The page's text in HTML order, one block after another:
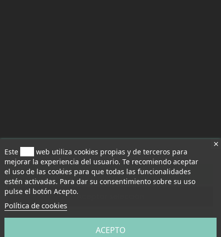
Este
web utiliza cookies propias y de terceros para
mejorar la experiencia del usuario. Te recomiendo aceptar
el uso de las cookies para que todas las funcionalidades
estén activadas. Para dar su consentimiento sobre su uso
pulse el botón Acepto.
Política de cookies
ACEPTO
Rechazar todo
Aceptar selección
Aceptar todo